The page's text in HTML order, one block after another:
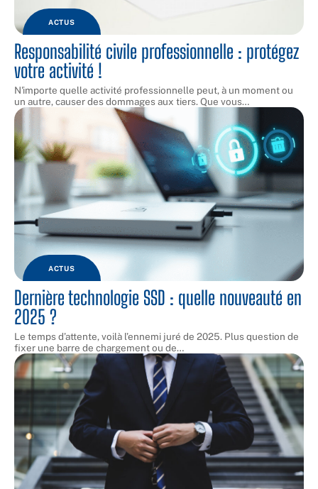
ACTUS
Responsabilité civile professionnelle : protégez
votre activité !
N'importe quelle activité professionnelle peut, à un moment ou
un autre, causer des dommages aux tiers. Que vous…
ACTUS
Dernière technologie SSD : quelle nouveauté en
2025 ?
Le temps d’attente, voilà l’ennemi juré de 2025. Plus question de
fixer une barre de chargement ou de…